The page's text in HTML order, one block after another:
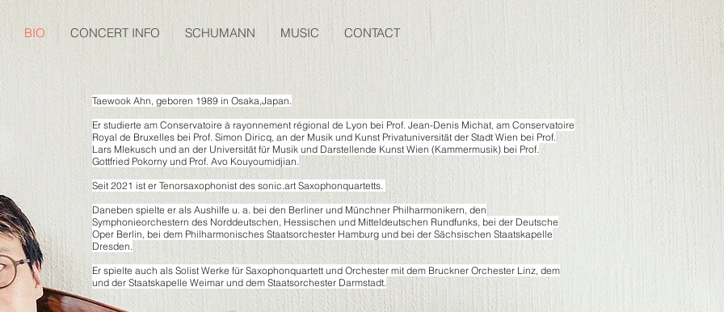
BIO CONCERT INFO SCHUMANN MUSIC CONTACT
Taewook Ahn, geboren 1989 in Osaka,Japan.
Er studierte am Conservatoire à rayonnement régional de Lyon bei Prof. Jean-Denis Michat, am Conservatoire
Royal de Bruxelles bei Prof. Simon Diricq, an der Musik und Kunst Privatuniversität der Stadt Wien bei Prof.
Lars Mlekusch und an der Universität für Musik und Darstellende Kunst Wien (Kammermusik) bei Prof.
Gottfried Pokorny und Prof. Avo Kouyoumidjian.
Seit 2021 ist er Tenorsaxophonist des sonic.art Saxophonquartetts.
Daneben spielte er als Aushilfe u. a. bei den Berliner und Münchner Philharmonikern, den
Symphonieorchestern des Norddeutschen, Hessischen und Mitteldeutschen Rundfunks, bei der Deutsche
Oper Berlin, bei dem Philharmonisches Staatsorchester Hamburg und bei der Sächsischen Staatskapelle
Dresden.
Er spielte auch als Solist Werke für Saxophonquartett und Orchester mit dem Bruckner Orchester Linz, dem
und der Staatskapelle Weimar und dem Staatsorchester Darmstadt.